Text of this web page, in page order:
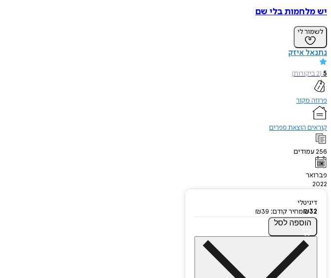
יש מלחמות בלי שם
לשמור לי
נתנאל איזק
5
(
2ביקורות)
פרוזה מקור
קוראים הוצאת ספרים
256עמודים
פברואר
2022
דיגיטלי
₪32 מחיר קודם: ₪39
הוספה לסל